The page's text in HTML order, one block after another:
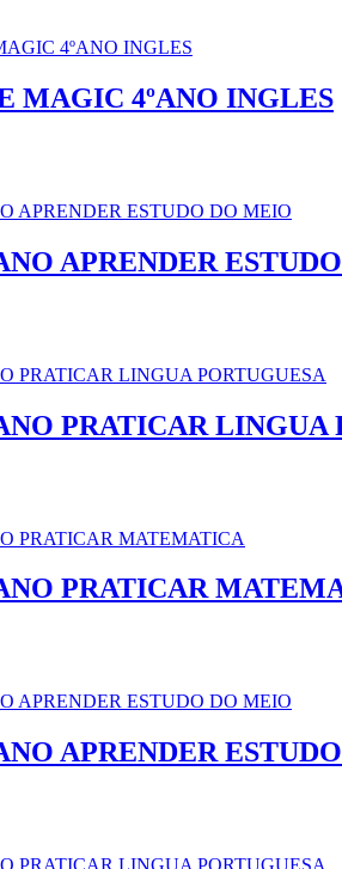
MAGIC 4ºANO INGLES
APRENDER
PRATICAR LINGUA
PRATICAR
APRENDER